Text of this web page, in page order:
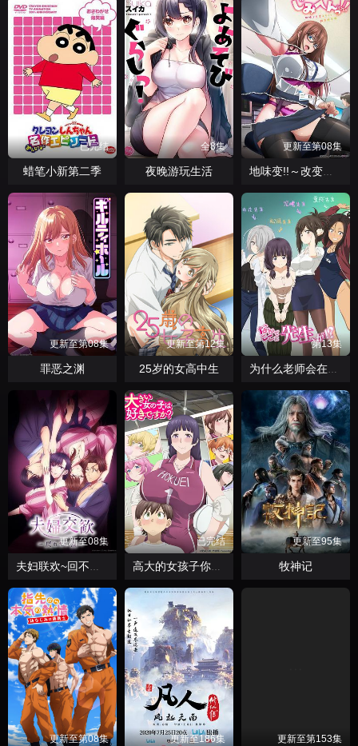
已完结
蜡笔小新第二季
全8集
夜晚游玩生活
更新至第08集
地味变!!～改变土妹子的纯洁异性交往～
更新至第08集
罪恶之渊
更新至第12集
25岁的女高中生
第13集
为什么老师会在这里！？
更新至08集
夫妇联欢~回不去的夜晚~
已完结
高大的女孩子你喜欢吗？
更新至95集
牧神记
更新至第08集 更新至186集 更新至第153集